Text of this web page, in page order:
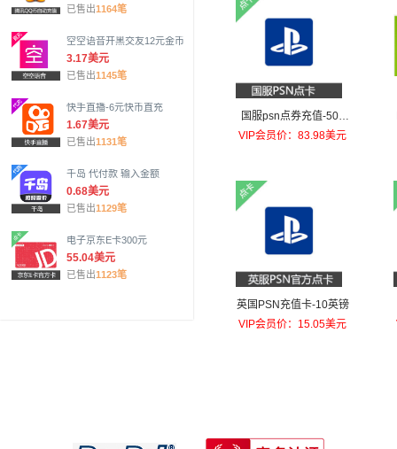
已售出1164笔
空空语音开黑交友12元金币
3.17美元
已售出1145笔
快手直播-6元快币直充
1.67美元
已售出1131笔
千岛 代付款 输入金额
0.68美元
已售出1129笔
电子京东E卡300元
55.04美元
已售出1123笔
国服psn点券充值-500
元
VIP会员价：83.98美元
英国PSN充值卡-10英镑
VIP会员价：15.05美元